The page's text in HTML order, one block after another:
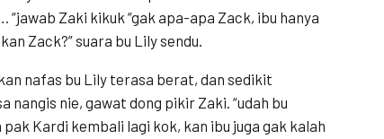
“jawab Zaki kikuk “gak apa-apa Zack, ibu hanya
Zack?” suara bu Lily sendu.
nafas bu Lily terasa berat, dan sedikit
nangis nie, gawat dong pikir Zaki. “udah bu
Kardi kembali lagi kok, kan ibu juga gak kalah